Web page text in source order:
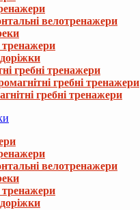
велотренажери
тренажери
доріжки
гребні тренажери
гребні тренажери
гребні тренажери
велотренажери
тренажери
доріжки